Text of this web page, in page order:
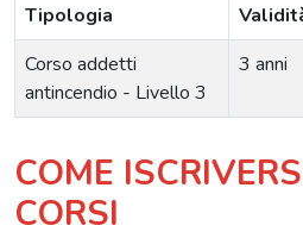
Tipologia
Corso addetti
antincendio - Livello 3
3 anni
COME
CORSI